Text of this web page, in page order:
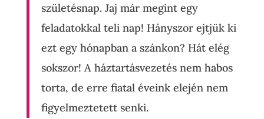
születésnap. Jaj már megint egy
feladatokkal teli nap! Hányszor ejtjük ki
ezt egy hónapban a szánkon? Hát elég
sokszor! A háztartásvezetés nem habos
torta, de erre fiatal éveink elején nem
figyelmeztetett senki.